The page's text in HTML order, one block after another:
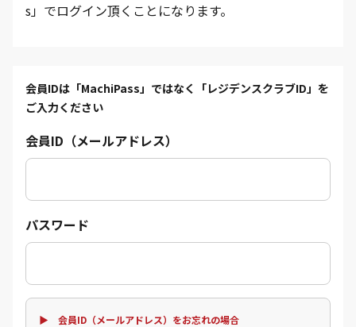
s」でログイン頂くことになります。
会員IDは「MachiPass」ではなく「レジデンスクラブID」を
ご入力ください
会員ID（メールアドレス）
パスワード
▶ 会員ID（メールアドレス）をお忘れの場合